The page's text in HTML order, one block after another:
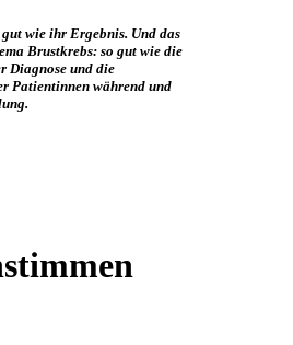
wie ihr Ergebnis. Und das
Brustkrebs: so gut wie die
Diagnose und die
Patientinnen während und